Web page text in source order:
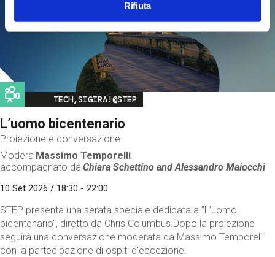
Rifiuta
Image
TECH,SIGIRA!@STEP
L’uomo bicentenario
Proiezione e conversazione
Modera Massimo Temporelli
accompagnato da Chiara Schettino andAlessandro Maiocchi
10 Set 2026 / 18:30 - 22:00
STEP presenta una serata speciale dedicata a "L’uomo
bicentenario", diretto da Chris Columbus.Dopo la proiezione
seguirà una conversazione moderata da Massimo Temporelli
con la partecipazione di ospiti d'eccezione.